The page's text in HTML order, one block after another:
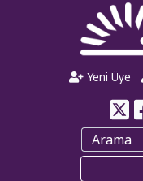
Yeni Üye